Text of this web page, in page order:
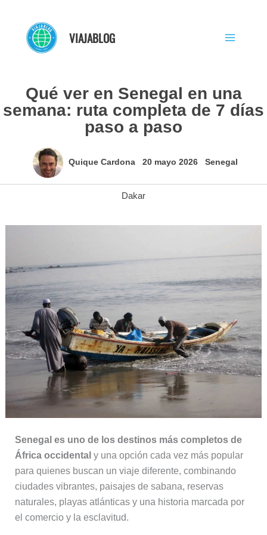
contenido
VIAJABLOG
Qué ver en Senegal en una
semana: ruta completa de 7 días
paso a paso
Quique Cardona 20 mayo 2026 Senegal
Dakar
Senegal es uno de los destinos más completos de
África occidental y una opción cada vez más popular
para quienes buscan un viaje diferente, combinando
ciudades vibrantes, paisajes de sabana, reservas
naturales, playas atlánticas y una historia marcada por
el comercio y la esclavitud.